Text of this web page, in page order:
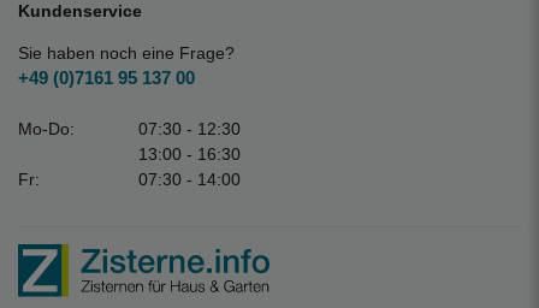
Kundenservice
Sie haben noch eine Frage?
+49 (0)7161 95 137 00
Mo-Do:
07:30 - 12:30
13:00 - 16:30
Fr:
07:30 - 14:00